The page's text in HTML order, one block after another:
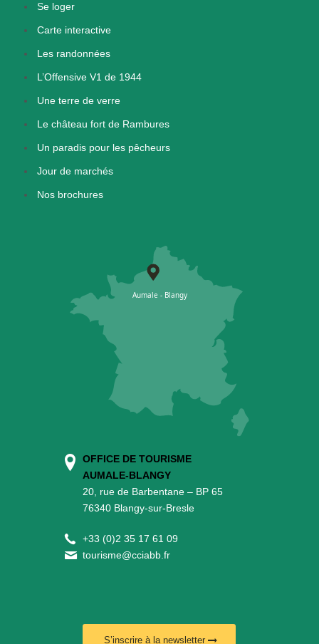
Se loger
Carte interactive
Les randonnées
L’Offensive V1 de 1944
Une terre de verre
Le château fort de Rambures
Un paradis pour les pêcheurs
Jour de marchés
Nos brochures
OFFICE DE TOURISME
AUMALE-BLANGY
20, rue de Barbentane – BP 65
76340 Blangy-sur-Bresle
+33 (0)2 35 17 61 09
tourisme@cciabb.fr
S’inscrire à la newsletter